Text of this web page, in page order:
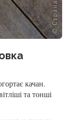
качан.
та тонші